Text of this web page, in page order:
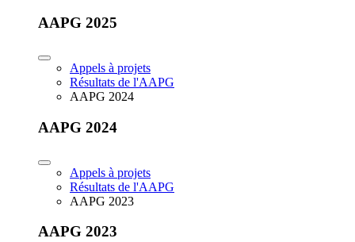
AAPG 2025
Appels à projets
Résultats de l'AAPG
AAPG 2024
AAPG 2024
Appels à projets
Résultats de l'AAPG
AAPG 2023
AAPG 2023